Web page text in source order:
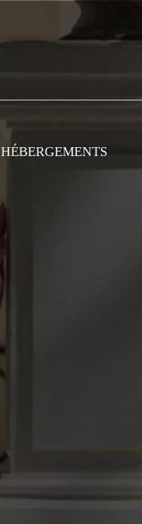
HÉBERGEMENTS